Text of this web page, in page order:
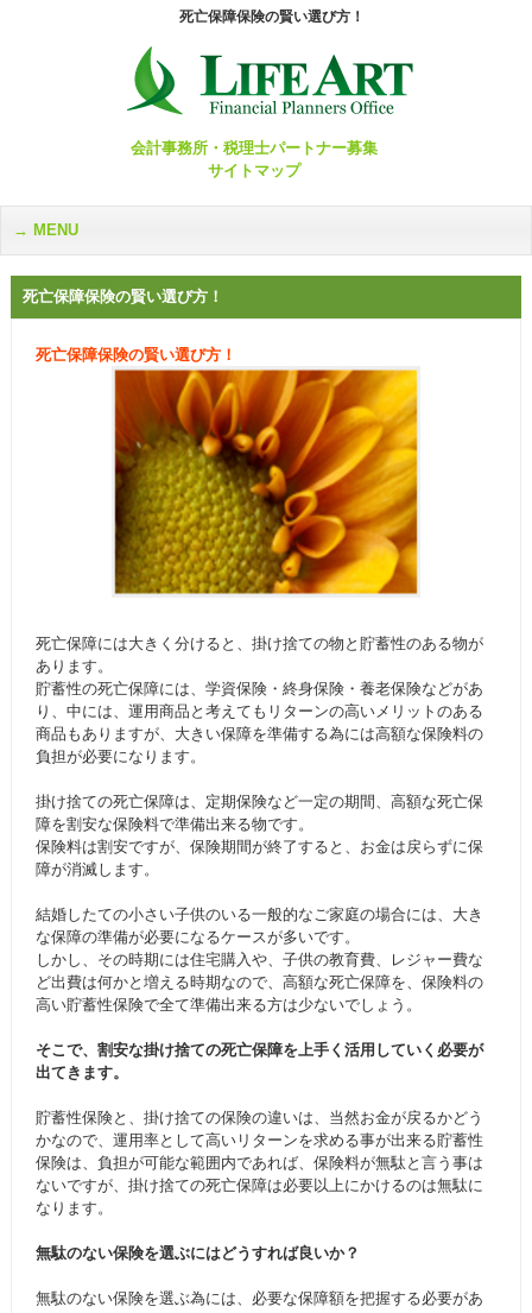
死亡保障保険の賢い選び方！
会計事務所・税理士パートナー募集
サイトマップ
MENU
死亡保障保険の賢い選び方！
死亡保障保険の賢い選び方！
死亡保障には大きく分けると、掛け捨ての物と貯蓄性のある物が
あります。
貯蓄性の死亡保障には、学資保険・終身保険・養老保険などがあ
り、中には、運用商品と考えてもリターンの高いメリットのある
商品もありますが、大きい保障を準備する為には高額な保険料の
負担が必要になります。
掛け捨ての死亡保障は、定期保険など一定の期間、高額な死亡保
障を割安な保険料で準備出来る物です。
保険料は割安ですが、保険期間が終了すると、お金は戻らずに保
障が消滅します。
結婚したての小さい子供のいる一般的なご家庭の場合には、大き
な保障の準備が必要になるケースが多いです。
しかし、その時期には住宅購入や、子供の教育費、レジャー費な
ど出費は何かと増える時期なので、高額な死亡保障を、保険料の
高い貯蓄性保険で全て準備出来る方は少ないでしょう。
そこで、割安な掛け捨ての死亡保障を上手く活用していく必要が
出てきます。
貯蓄性保険と、掛け捨ての保険の違いは、当然お金が戻るかどう
かなので、運用率として高いリターンを求める事が出来る貯蓄性
保険は、負担が可能な範囲内であれば、保険料が無駄と言う事は
ないですが、掛け捨ての死亡保障は必要以上にかけるのは無駄に
なります。
無駄のない保険を選ぶにはどうすれば良いか？
無駄のない保険を選ぶ為には、必要な保障額を把握する必要があ